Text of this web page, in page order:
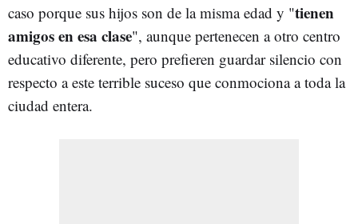
caso porque sus hijos son de la misma edad y "tienen
amigos en esa clase", aunque pertenecen a otro centro
educativo diferente, pero prefieren guardar silencio con
respecto a este terrible suceso que conmociona a toda la
ciudad entera.